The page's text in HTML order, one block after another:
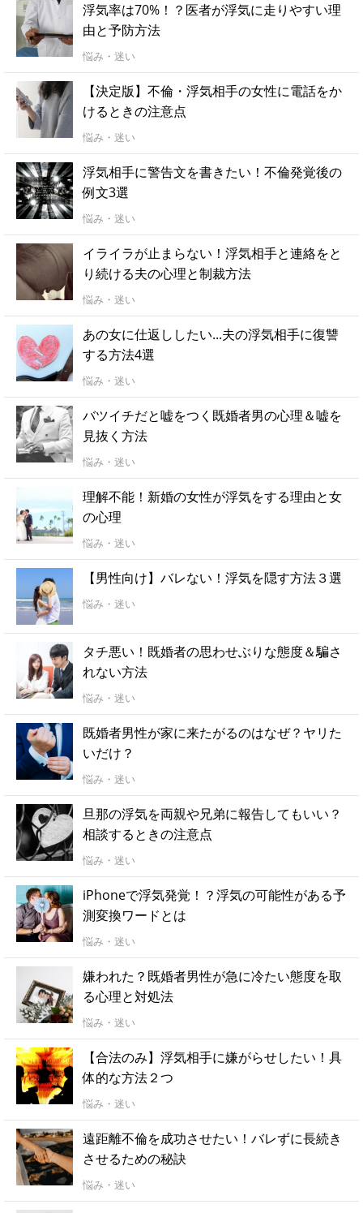
浮気率は70%！？医者が浮気に走りやすい理
由と予防方法
悩み・迷い
【決定版】不倫・浮気相手の女性に電話をか
けるときの注意点
悩み・迷い
浮気相手に警告文を書きたい！不倫発覚後の
例文3選
悩み・迷い
イライラが止まらない！浮気相手と連絡をと
り続ける夫の心理と制裁方法
悩み・迷い
あの女に仕返ししたい...夫の浮気相手に復讐
する方法4選
悩み・迷い
バツイチだと嘘をつく既婚者男の心理＆嘘を
見抜く方法
悩み・迷い
理解不能！新婚の女性が浮気をする理由と女
の心理
悩み・迷い
【男性向け】バレない！浮気を隠す方法３選
悩み・迷い
タチ悪い！既婚者の思わせぶりな態度＆騙さ
れない方法
悩み・迷い
既婚者男性が家に来たがるのはなぜ？ヤリた
いだけ？
悩み・迷い
旦那の浮気を両親や兄弟に報告してもいい？
相談するときの注意点
悩み・迷い
iPhoneで浮気発覚！？浮気の可能性がある予
測変換ワードとは
悩み・迷い
嫌われた？既婚者男性が急に冷たい態度を取
る心理と対処法
悩み・迷い
【合法のみ】浮気相手に嫌がらせしたい！具
体的な方法２つ
悩み・迷い
遠距離不倫を成功させたい！バレずに長続き
させるための秘訣
悩み・迷い